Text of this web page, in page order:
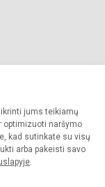
jums teikiamų
optimizuoti naršymo
kad sutinkate su visų
arba pakeisti savo
.
saugomos.
draudžiama.